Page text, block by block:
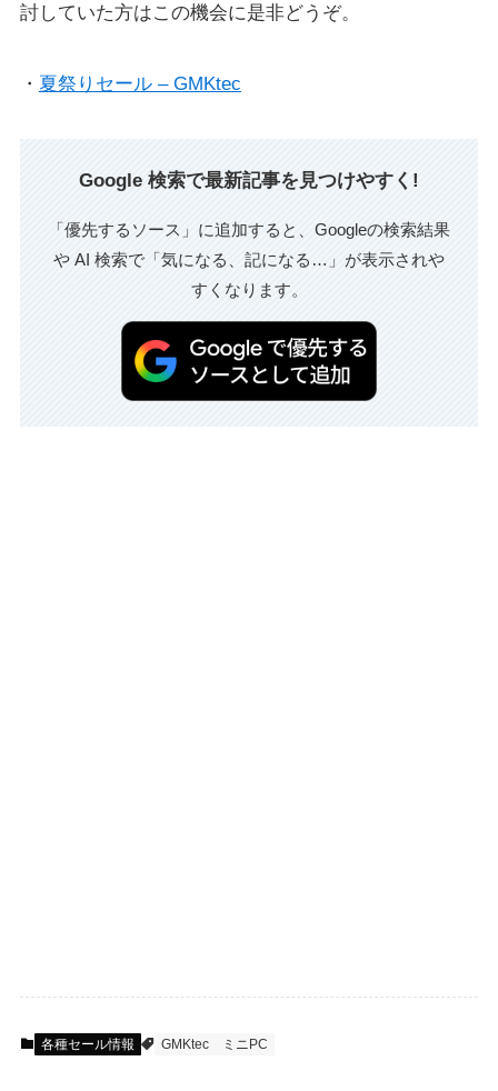
討していた方はこの機会に是非どうぞ。
・ 夏祭りセール – GMKtec
Google 検索で最新記事を見つけやすく!
「優先するソース」に追加すると、Googleの検索結果
や AI 検索で「気になる、記になる…」が表示されや
すくなります。
各種セール情報 GMKtec ミニPC